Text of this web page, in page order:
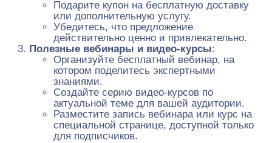
Подарите купон на бесплатную доставку
или дополнительную услугу.
Убедитесь, что предложение
действительно ценно и привлекательно.
Полезные вебинары и видео-курсы:
Организуйте бесплатный вебинар, на
котором поделитесь экспертными
знаниями.
Создайте серию видео-курсов по
актуальной теме для вашей аудитории.
Разместите запись вебинара или курс на
специальной странице, доступной только
для подписчиков.